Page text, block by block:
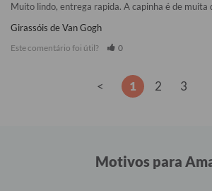
Muito lindo, entrega rapida. A capinha é de muita
Girassóis de Van Gogh
Este comentário foi útil? 0
< 1 2 3
Motivos para